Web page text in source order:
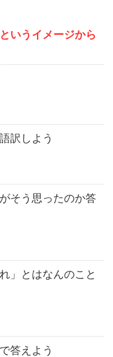
いうイメージから
訳しよう
そう思ったのか答
」とはなんのこと
答えよう